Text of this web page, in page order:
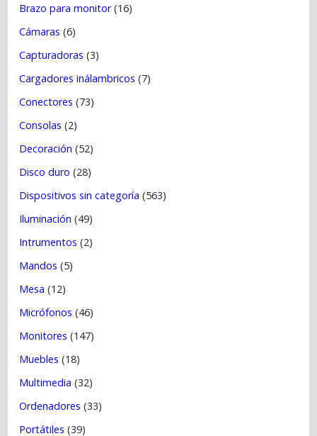
Brazo para monitor(16)
Cámaras (6)
Capturadoras (3)
Cargadores inálambricos (7)
Conectores (73)
Consolas (2)
Decoración (52)
Disco duro (28)
Dispositivos sin categoría (563)
Iluminación (49)
Intrumentos (2)
Mandos (5)
Mesa (12)
Micrófonos (46)
Monitores (147)
Muebles (18)
Multimedia (32)
Ordenadores (33)
Portátiles (39)